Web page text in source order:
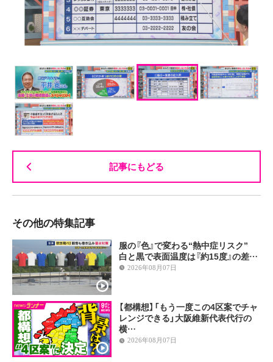
記事にもどる
その他の特集記事
服の『色』で変わる“熱中症リスク”
白と黒で表面温度は『約15度』の差…
2026年08月07日
【都構想】「もう一度この4区案でチャ
レンジできる」大阪維新代表代行の
横…
2026年08月07日